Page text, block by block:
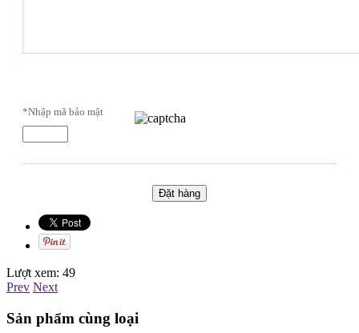
*Nhập mã bảo mật
Lượt xem: 49
Prev Next
Sản phẩm cùng loại